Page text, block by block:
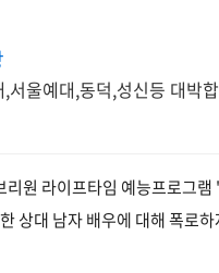
서울예대,동덕,성신등 대박
원 라이프타임 예능프로그램
상대 남자 배우에 대해 폭로